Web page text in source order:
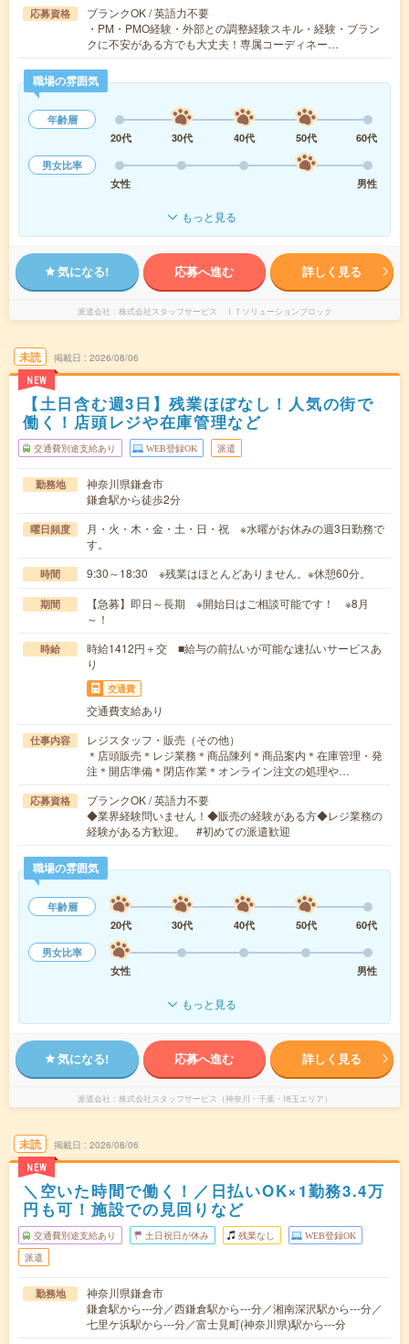
応募資格
ブランクOK / 英語力不要
・PM・PMO経験・外部との調整経験スキル・経験・ブラン
クに不安がある方でも大丈夫！専属コーディネー…
職場の雰囲気
年齢層
20代
30代 40代 50代
60代
男女比率
女性
男性
もっと見る
気になる! 応募へ進む 詳しく見る
派遣会社 株式会社スタッフサービス ＩＴソリューションブロック
未読
NEW
掲載日 2026/08/06
【土日含む週3日】残業ほぼなし！人気の街で
働く！店頭レジや在庫管理など
交通費別途支給あり WEB登録OK 派遣
勤務地
神奈川県鎌倉市
鎌倉駅から徒歩2分
曜日頻度
月・火・木・金・土・日・祝 ※水曜がお休みの週3日勤務で
す。
時間 9:30～18:30 ※残業はほとんどありません。※休憩60分。
期間
【急募】即日～長期 ※開始日はご相談可能です！ ※8月
～！
時給
時給1412円＋交 ■給与の前払いが可能な速払いサービスあ
り
交通費
交通費支給あり
仕事内容
レジスタッフ・販売（その他）
＊店頭販売＊レジ業務＊商品陳列＊商品案内＊在庫管理・発
注＊開店準備＊閉店作業＊オンライン注文の処理や…
応募資格
ブランクOK / 英語力不要
◆業界経験問いません！◆販売の経験がある方◆レジ業務の
経験がある方歓迎。 #初めての派遣歓迎
職場の雰囲気
年齢層
20代
30代 40代 50代
60代
男女比率
女性
男性
もっと見る
気になる! 応募へ進む 詳しく見る
派遣会社 株式会社スタッフサービス（神奈川・千葉・埼玉エリア）
未読
NEW
掲載日 2026/08/06
＼空いた時間で働く！／日払いOK×1勤務3.4万
円も可！施設での見回りなど
交通費別途支給あり 土日祝日が休み 残業なし WEB登録OK
派遣
勤務地
神奈川県鎌倉市
鎌倉駅から---分／西鎌倉駅から---分／湘南深沢駅から---分／
七里ケ浜駅から---分／富士見町(神奈川県)駅から---分